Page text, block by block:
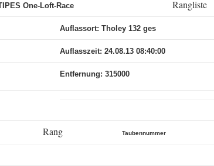
One-Loft-Race Rangliste
Auflassort: Tholey 132 ges
Auflasszeit: 24.08.13 08:40:00
Entfernung: 315000
Rang Taubennummer